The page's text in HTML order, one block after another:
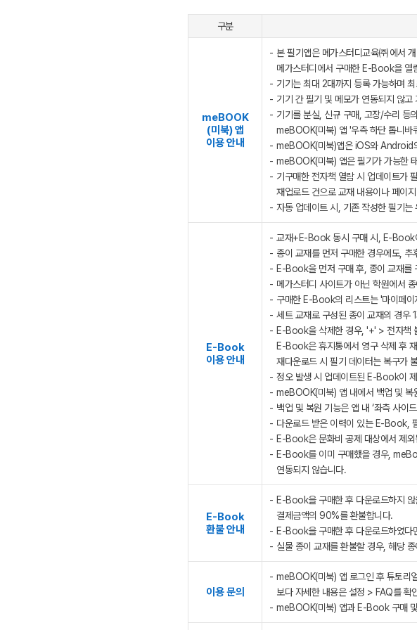
구분
meBOOK
(미북) 앱
이용 안내
본 필기앱은 메가스터디교육㈜에서
메가스터디에서 구매한 E-Book을 열
기기는 최대 2대까지 등록 가능하며
기기 간 필기 및 메모가 연동되지 않
기기를 분실, 신규 구매, 고장/수리 등
meBOOK(미북) 앱 '우측 하단 톱니바
meBOOK(미북)앱은 iOS와 Android
meBOOK(미북) 앱은 필기가 가능한
기구매한 전자책 열람 시 업데이트가
재업로드 건으로 교재 내용이나 페이
자동 업데이트 시, 기존 작성한 필기
E-Book
이용 안내
교재+E-Book 동시 구매 시, E-Book
종이 교재를 먼저 구매한 경우에도,
E-Book을 먼저 구매 후, 종이 교재를
메가스터디 사이트가 아닌 학원에서
구매한 E-Book의 리스트는 '마이페
세트 교재로 구성된 종이 교재의 경우
E-Book을 삭제한 경우, '+' > 전자책
E-Book은 휴지통에서 영구 삭제 후
재다운로드 시 필기 데이터는 복구가
정오 발생 시 업데이트된 E-Book이
meBOOK(미북) 앱 내에서 백업 및 복
백업 및 복원 기능은 앱 내 ‘좌측 사이
다운로드 받은 이력이 있는 E-Book,
E-Book은 문화비 공제 대상에서 제외
E-Book를 이미 구매했을 경우,
연동되지 않습니다.
E-Book
환불 안내
E-Book을 구매한 후 다운로드하지
결제금액의 90%를 환불합니다.
E-Book을 구매한 후 다운로드하였다
실물 종이 교재를 환불할 경우, 해당
이용 문의
meBOOK(미북) 앱 로그인 후 튜토리
보다 자세한 내용은 설정 > FAQ를 확
meBOOK(미북) 앱과 E-Book 구매 및